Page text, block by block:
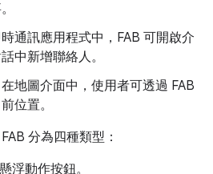
通訊應用程式中，FAB 可開啟介
中新增聯絡人。
地圖介面中，使用者可透過 FAB
位置。
分為四種類型：
浮動作按鈕。